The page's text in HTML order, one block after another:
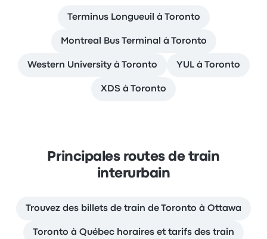
Terminus Longueuil à Toronto
Montreal Bus Terminal à Toronto
Western University à Toronto YUL à Toronto
XDS à Toronto
Principales routes de train
interurbain
Trouvez des billets de train de Toronto à Ottawa
Toronto à Québec horaires et tarifs des train